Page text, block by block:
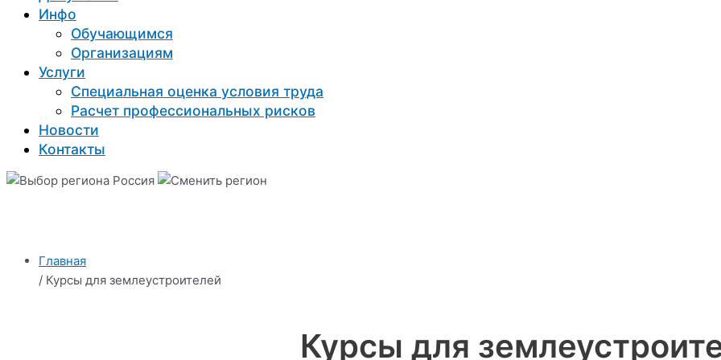
Инфо
Обучающимся
Организациям
Услуги
Специальная оценка условия труда
Расчет профессиональных рисков
Новости
Контакты
Россия
Главная
/ Курсы для землеустроителей
Курсы для